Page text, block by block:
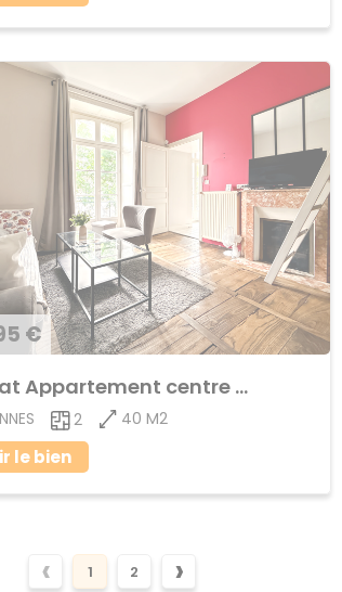
€
Achat Appartement centre ville
2 40 M2
le bien
‹ 1 2 ›